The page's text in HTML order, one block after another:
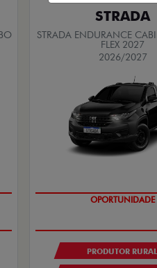
STRADA
STRADA ENDURANCE
FLEX 2027
2026/2027
OPORTUNIDADE
PRODUTOR RURAL